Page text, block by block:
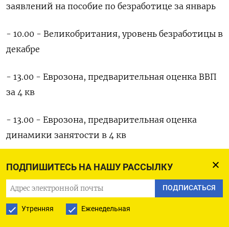
ПОДПИШИТЕСЬ НА НАШУ РАССЫЛКУ
ПОДПИСАТЬСЯ
Утренняя Еженедельная
заявлений на пособие по безработице за январь
- 10.00 - Великобритания, уровень безработицы в
декабре
- 13.00 - Еврозона, предварительная оценка ВВП
за 4 кв
- 13.00 - Еврозона, предварительная оценка
динамики занятости в 4 кв
- 14.00 - США, индекс NFIB оптимизма в сфере
малого бизнеса США за январь
- 16.30 - США, индекс потребительских цен за